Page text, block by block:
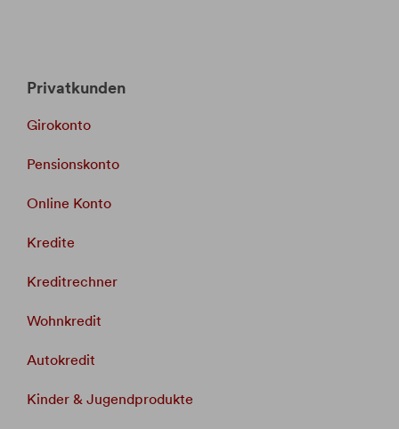
Privatkunden
Girokonto
Pensionskonto
Online Konto
Kredite
Kreditrechner
Wohnkredit
Autokredit
Kinder & Jugendprodukte